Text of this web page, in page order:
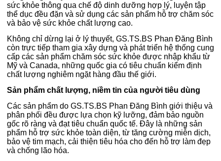
sức khỏe thông qua chế độ dinh dưỡng hợp lý, luyện tập
thể dục đều đặn và sử dụng các sản phẩm hỗ trợ chăm sóc
và bảo vệ sức khỏe chất lượng cao.
Không chỉ dừng lại ở lý thuyết, GS.TS.BS Phan Đăng Bình
còn trực tiếp tham gia xây dựng và phát triển hệ thống cung
cấp các sản phẩm chăm sóc sức khỏe được nhập khẩu từ
Mỹ và Canada, những quốc gia có tiêu chuẩn kiểm định
chất lượng nghiêm ngặt hàng đầu thế giới.
Sản phẩm chất lượng, niềm tin của người tiêu dùng
Các sản phẩm do GS.TS.BS Phan Đăng Bình giới thiệu và
phân phối đều được lựa chọn kỹ lưỡng, đảm bảo nguồn
gốc rõ ràng và đạt tiêu chuẩn quốc tế. Đây là những sản
phẩm hỗ trợ sức khỏe toàn diện, từ tăng cường miễn dịch,
bảo vệ tim mạch, cải thiện tiêu hóa cho đến hỗ trợ làm đẹp
và chống lão hóa.